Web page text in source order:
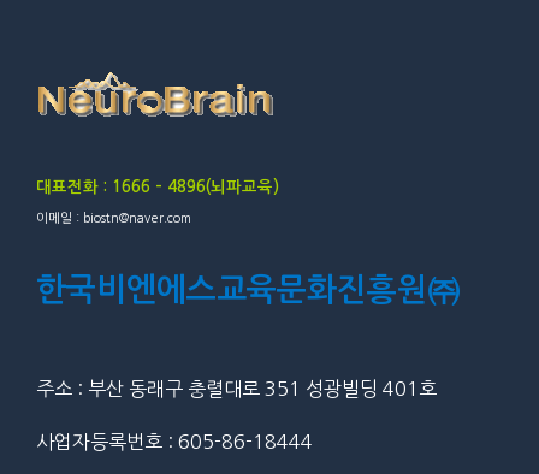
대표전화 : 1666 – 4896(뇌파교육)
이메일 : biostn@naver.com
한국비엔에스교육문화진흥원㈜
주소 : 부산 동래구 충렬대로 351 성광빌딩 401호
사업자등록번호 : 605-86-18444